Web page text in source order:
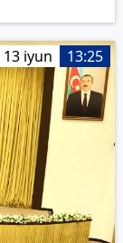
13 iyun 13:25